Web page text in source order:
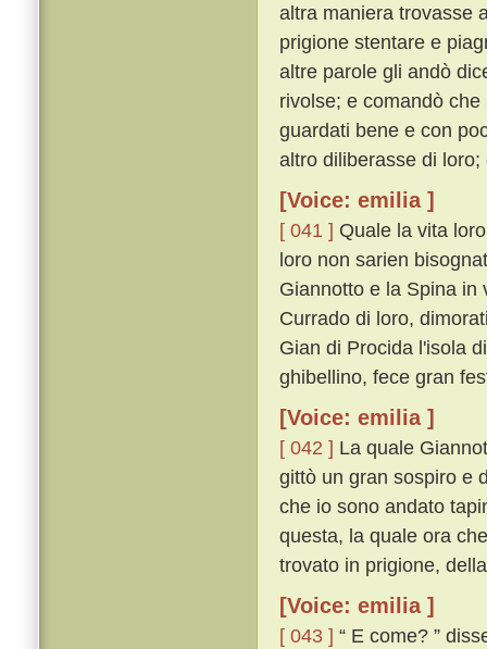
altra maniera trovasse
prigione stentare e
altre parole gli andò
rivolse; e comandò
guardati bene e con
altro diliberasse di
[Voice: emilia ]
[ 041 ] Quale la vita
loro non sarien
Giannotto e la Spina in
Currado di loro,
Gian di Procida l'isola
ghibellino, fece gran
[Voice: emilia ]
[ 042 ] La quale
gittò un gran sospiro e
che io sono andato
questa, la quale ora
trovato in prigione,
[Voice: emilia ]
[ 043 ] “ E come? ”